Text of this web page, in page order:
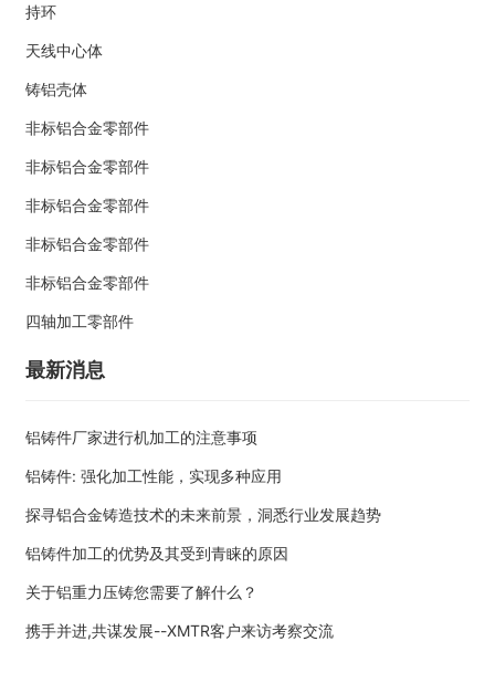
持环
天线中心体
铸铝壳体
非标铝合金零部件
非标铝合金零部件
非标铝合金零部件
非标铝合金零部件
非标铝合金零部件
四轴加工零部件
最新消息
铝铸件厂家进行机加工的注意事项
铝铸件: 强化加工性能，实现多种应用
探寻铝合金铸造技术的未来前景，洞悉行业发展趋势
铝铸件加工的优势及其受到青睐的原因
关于铝重力压铸您需要了解什么？
携手并进,共谋发展--XMTR客户来访考察交流